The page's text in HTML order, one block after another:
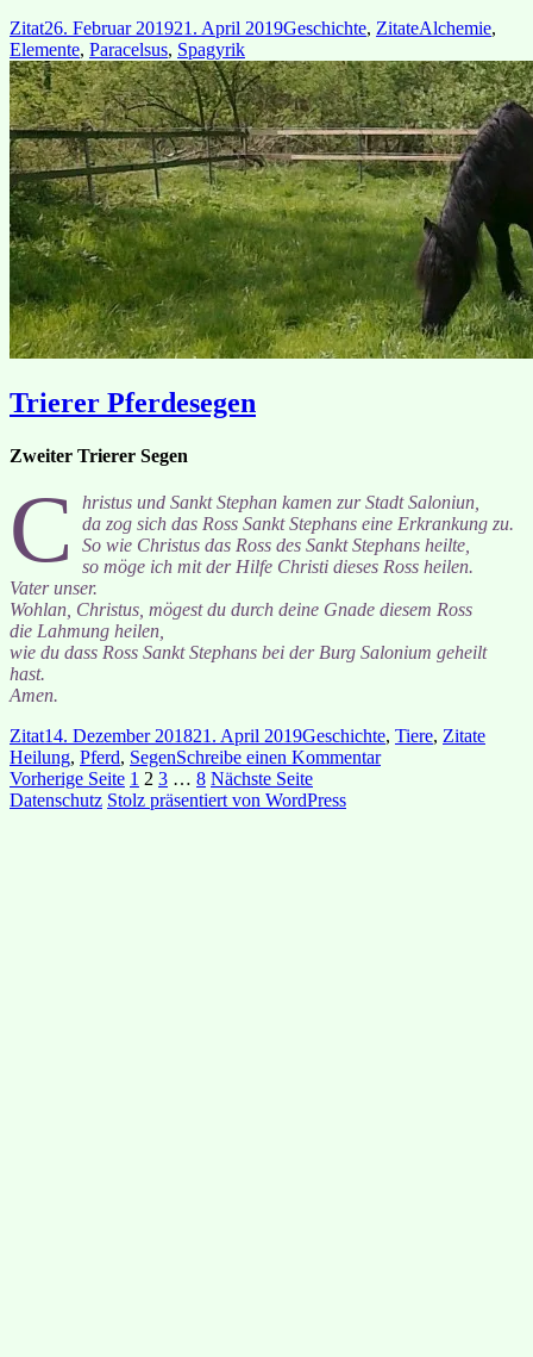
Format
ZitatVeröffentlicht
am
26. Februar 201921. April 2019Kategorien
Geschichte, ZitateSchlagwörter
Alchemie,
Elemente, Paracelsus, Spagyrik
Trierer Pferdesegen
Zweiter Trierer Segen
C
hristus und Sankt Stephan kamen zur Stadt Saloniun,
da zog sich das Ross Sankt Stephans eine Erkrankung zu.
So wie Christus das Ross des Sankt Stephans heilte,
so möge ich mit der Hilfe Christi dieses Ross heilen.
Vater unser.
Wohlan, Christus, mögest du durch deine Gnade diesem Ross
die Lahmung heilen,
wie du dass Ross Sankt Stephans bei der Burg Salonium geheilt
hast.
Amen.
Format
ZitatVeröffentlicht
am
14. Dezember 201821. April 2019Kategorien
Geschichte, Tiere, Zitate
Heilung, Pferd, SegenSchreibe einen Kommentarzu
Seitennummerierung
der
Vorherige Seite Seite
1 Seite
2 Seite
3 … Seite
8 Nächste Seite
Datenschutz Stolz präsentiert von WordPress